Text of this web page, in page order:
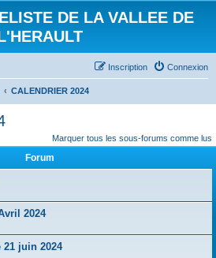
DE LA VALLEE DE
Connexion
Inscription
CALENDRIER 2024
Marquer tous les sous-forums comme lus
Forum
2024
21 juin 2024